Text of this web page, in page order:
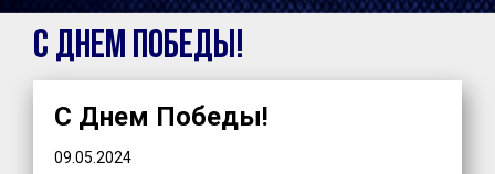
С Днем Победы!
С Днем Победы!
09.05.2024